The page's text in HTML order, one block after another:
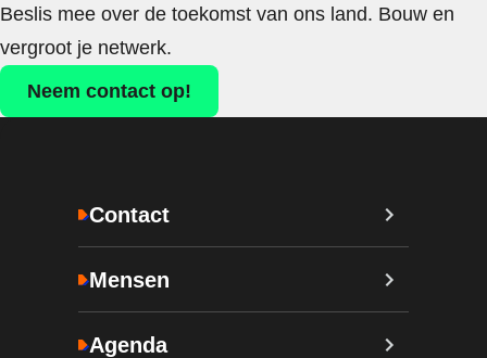
Beslis mee over de toekomst van ons land. Bouw en
vergroot je netwerk.
Neem contact op!
Contact
Mensen
Agenda